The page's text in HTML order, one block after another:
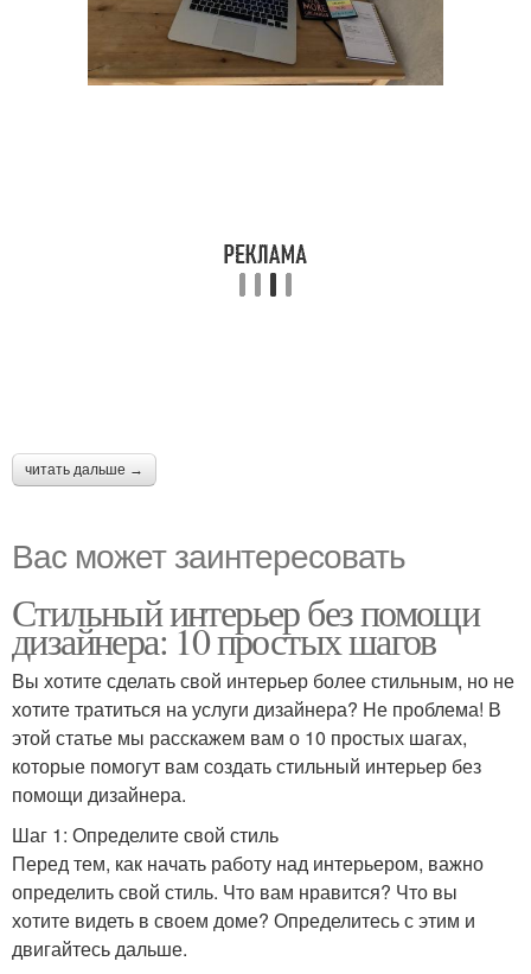
читать дальше →
Вас может заинтересовать
Стильный интерьер без помощи
дизайнера: 10 простых шагов
Вы хотите сделать свой интерьер более стильным, но не
хотите тратиться на услуги дизайнера? Не проблема! В
этой статье мы расскажем вам о 10 простых шагах,
которые помогут вам создать стильный интерьер без
помощи дизайнера.
Шаг 1: Определите свой стиль
Перед тем, как начать работу над интерьером, важно
определить свой стиль. Что вам нравится? Что вы
хотите видеть в своем доме? Определитесь с этим и
двигайтесь дальше.